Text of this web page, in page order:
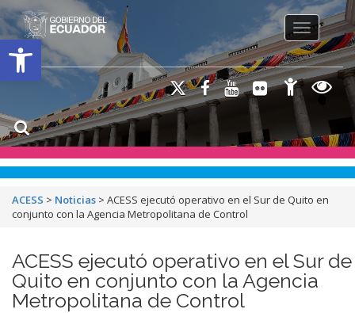
Open toolbar
Toggle
ACESS > Noticias > ACESS ejecutó operativo en el Sur de Quito en
conjunto con la Agencia Metropolitana de Control
ACESS ejecutó operativo en el Sur de
Quito en conjunto con la Agencia
Metropolitana de Control